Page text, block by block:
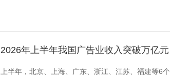
2026年上半年我国广告业收入突破万亿元
上半年，北京、上海、广东、浙江、江苏、福建等6